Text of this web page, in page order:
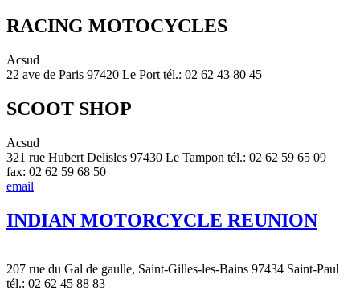
RACING MOTOCYCLES
Acsud
22 ave de Paris 97420 Le Port tél.: 02 62 43 80 45
SCOOT SHOP
Acsud
321 rue Hubert Delisles 97430 Le Tampon tél.: 02 62 59 65 09
fax: 02 62 59 68 50
email
INDIAN MOTORCYCLE REUNION
207 rue du Gal de gaulle, Saint-Gilles-les-Bains 97434 Saint-Paul
tél.: 02 62 45 88 83